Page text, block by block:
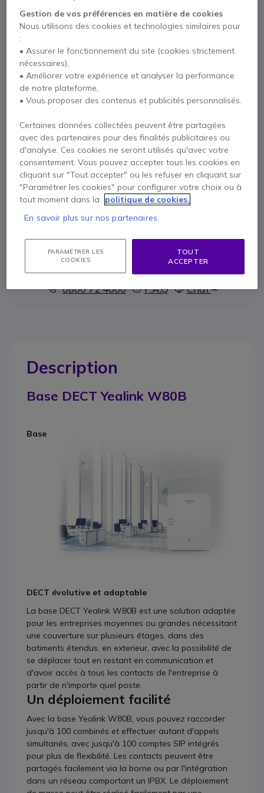
Points Forts
Base DECT IP multi-cellulaire adaptable en fonction des
Jusqu'à 30 bases en réseau
Jusqu'à 100 téléphones sans fil en réseau
100 Appels simultanés, jusqu'à deux appels simultanés
par combiné
Permet des solutions d'élargissement de réseau et de la
portée des téléphones
Compatible avec tous les téléphones sans fil DECT
Cryptage intégré
Afficher plus
Livré avec
Base DECT
Vis d'extension
Manuel d'utilisation
0800 72 4000
F.A.Q Chat
Description
Base DECT Yealink W80B
Base
DECT évolutive et adaptable
La base DECT Yealink W80B est une solution adaptée
pour les entreprises moyennes ou grandes nécessitant
une couverture sur plusieurs étages, dans des
batiments étendus, en exterieur, avec la possibilité de
se déplacer tout en restant en communication et
d'avoir accès à tous les contacts de l'entreprise à
partir de n'importe quel poste.
Un déploiement facilité
Avec la base Yealink W80B, vous pouvez raccorder
jusqu'à 100 combinés et effectuer autant d'appels
simultanés, avec jusqu'à 100 comptes SIP intégrés
pour plus de flexibilité. Les contacts peuvent être
partagés facilement via la borne ou par l'intégration
dans un réseau comportant un IPBX. Le déploiement
Gestion de vos préférences en matière de cookies
Nous utilisons des cookies et technologies similaires pour
:
• Assurer le fonctionnement du site (cookies strictement
nécessaires),
• Améliorer votre expérience et analyser la performance
de notre plateforme,
• Vous proposer des contenus et publicités personnalisés.
Certaines données collectées peuvent être partagées
avec des partenaires pour des finalités publicitaires ou
d'analyse. Ces cookies ne seront utilisés qu'avec votre
consentement. Vous pouvez accepter tous les cookies en
cliquant sur "Tout accepter" ou les refuser en cliquant sur
"Paramétrer les cookies" pour configurer votre choix ou à
tout moment dans la
politique de cookies.
En savoir plus sur nos partenaires.
PARAMÉTRER LES
COOKIES
TOUT
ACCEPTER